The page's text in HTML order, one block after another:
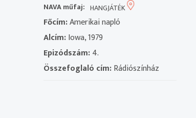
NAVA műfaj: HANGJÁTÉK
Főcím:Amerikai napló
Alcím:Iowa, 1979
Epizódszám:4.
Összefoglaló cím:Rádiószínház